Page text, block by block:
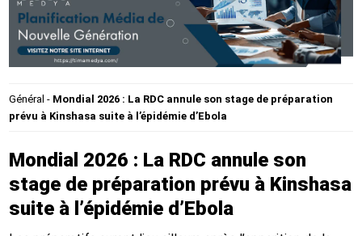
Général - Mondial 2026 : La RDC annule son stage de préparation
prévu à Kinshasa suite à l’épidémie d’Ebola
Mondial 2026 : La RDC annule son
stage de préparation prévu à Kinshasa
suite à l’épidémie d’Ebola